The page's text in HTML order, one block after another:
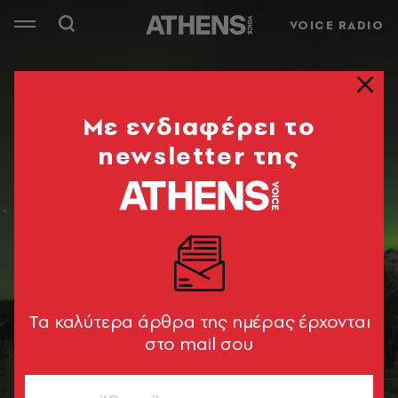
VOICE RADIO
© Xρήστος Θεοδώρου
Mε ενδιαφέρει το
newsletter της
Tα καλύτερα άρθρα της ημέρας έρχονται
στο mail σου